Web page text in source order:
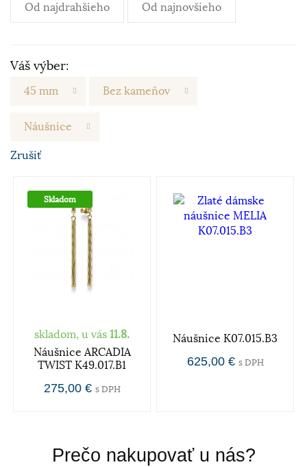
Od najdrahšieho Od najnovšieho
Váš výber:
45 mm Bez kameňov
Náušnice
Zrušiť
Skladom
skladom, u vás 11.8.
Náušnice ARCADIA
TWIST K49.017.B1
275,00 € s DPH
Náušnice K07.015.B3
625,00 € s DPH
Prečo nakupovať u nás?